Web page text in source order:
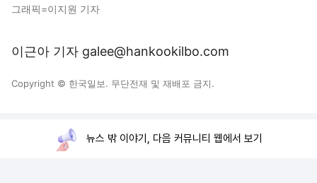
그래픽=이지원 기자
이근아 기자 galee@hankookilbo.com
Copyright © 한국일보. 무단전재 및 재배포 금지.
뉴스 밖 이야기, 다음 커뮤니티 웹에서 보기